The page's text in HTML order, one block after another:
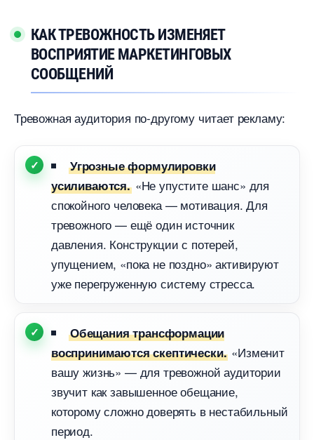
КАК ТРЕВОЖНОСТЬ ИЗМЕНЯЕТ
ОСПРИЯТИЕ МАРКЕТИНГОВЫХ
СООБЩЕНИЙ
Тревожная аудитория по-другому читает рекламу:
Угрозные формулировки
усиливаются.«Не упустите шанс» для
спокойного человека — мотивация. Для
тревожного — ещё один источник
давления. Конструкции с потерей,
упущением, «пока не поздно» активируют
уже перегруженную систему стресса.
Обещания трансформации
оспринимаются скептически. «Изменит
ашу жизнь» — для тревожной аудитории
звучит как завышенное обещание,
которому сложно доверять в нестабильный
период.